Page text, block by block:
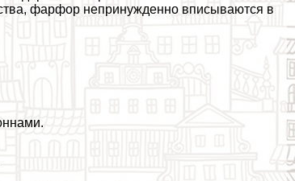
фарфор непринужденно вписываются в